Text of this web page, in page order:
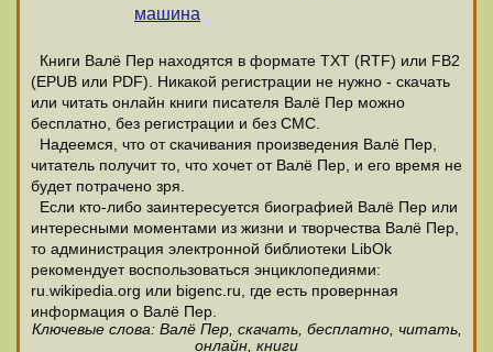
машина
Книги Валё Пер находятся в формате ТХТ (RTF) или FB2
(EPUB или PDF). Никакой регистрации не нужно - скачать
или читать онлайн книги писателя Валё Пер можно
бесплатно, без регистрации и без СМС.
Надеемся, что от скачивания произведения Валё Пер,
читатель получит то, что хочет от Валё Пер, и его время не
будет потрачено зря.
Если кто-либо заинтересуется биографией Валё Пер или
интересными моментами из жизни и творчества Валё Пер,
то администрация электронной библиотеки LibOk
рекомендует воспользоваться энциклопедиями:
ru.wikipedia.org или bigenc.ru, где есть провернная
информация о Валё Пер.
Ключевые слова: Валё Пер, скачать, бесплатно, читать,
онлайн, книги